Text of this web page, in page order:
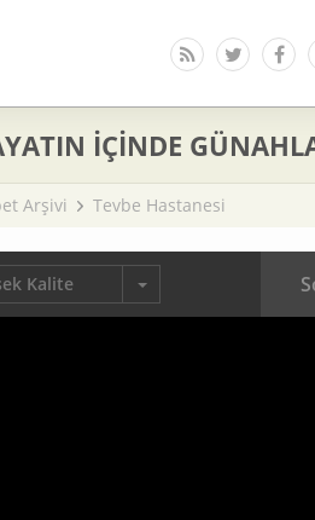
İÇİNDE
Arşivi Tevbe Hastanesi
Kalite